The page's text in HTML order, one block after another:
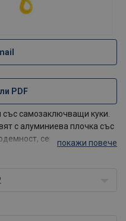
PDF
самозаключващи куки.
с алуминиева плочка със
сериен номер,
сапан е рабо/p>
покажи повече